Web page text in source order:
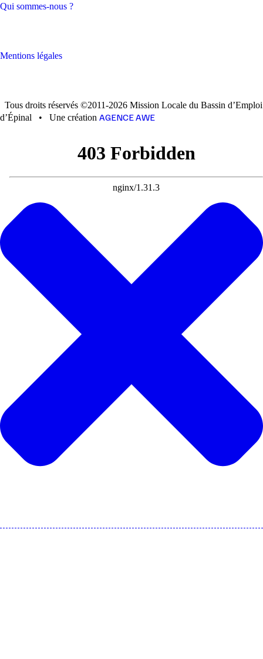
Qui sommes-nous ?
Mentions légales
Tous droits réservés ©2011-2026 Mission Locale du Bassin d’Emploi
d’Épinal
• Une création AGENCE AWE